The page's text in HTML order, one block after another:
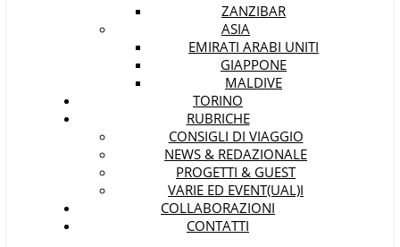
ZANZIBAR
ASIA
EMIRATI ARABI UNITI
GIAPPONE
MALDIVE
TORINO
RUBRICHE
CONSIGLI DI VIAGGIO
NEWS & REDAZIONALE
PROGETTI & GUEST
VARIE ED EVENT(UAL)I
COLLABORAZIONI
CONTATTI